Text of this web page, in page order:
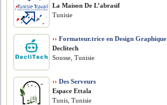
La Maison De L’abrasif
Tunisie
›› Formateur.trice en Design Graphique
Declitech
Sousse, Tunisie
›› Des Serveurs
Espace Ettala
Tunis, Tunisie